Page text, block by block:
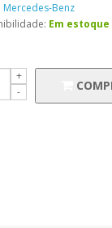
Mercedes-Benz
Em estoque